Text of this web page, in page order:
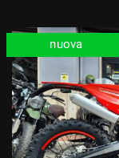
nuova